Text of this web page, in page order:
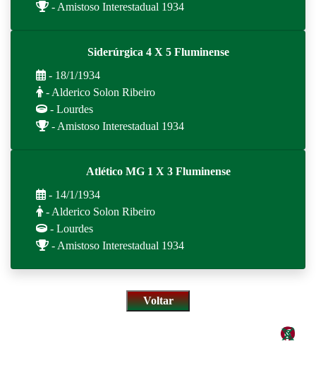
- Amistoso Interestadual 1934
Siderúrgica 4 X 5 Fluminense
- 18/1/1934
- Alderico Solon Ribeiro
- Lourdes
- Amistoso Interestadual 1934
Atlético MG 1 X 3 Fluminense
- 14/1/1934
- Alderico Solon Ribeiro
- Lourdes
- Amistoso Interestadual 1934